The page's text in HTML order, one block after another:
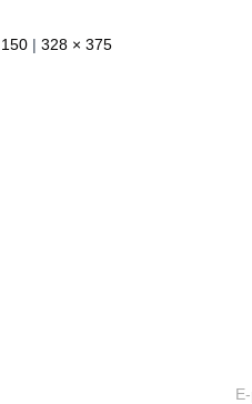
| 328 × 375